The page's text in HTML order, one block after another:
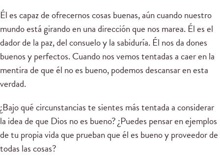
Él es capaz de ofrecernos cosas buenas, aún cuando nuestro
mundo está girando en una dirección que nos marea. Él es el
dador de la paz, del consuelo y la sabiduría. Él nos da dones
buenos y perfectos. Cuando nos vemos tentadas a caer en la
mentira de que él no es bueno, podemos descansar en esta
verdad.
¿Bajo qué circunstancias te sientes más tentada a considerar
la idea de que Dios no es bueno? ¿Puedes pensar en ejemplos
de tu propia vida que prueban que él es bueno y proveedor de
todas las cosas?